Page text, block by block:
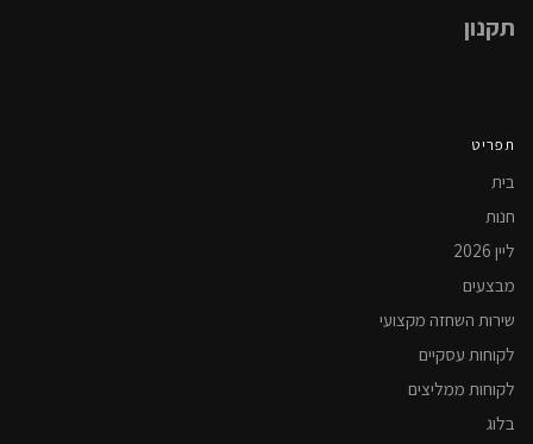
תקנון
תפריט
בית
חנות
ליין 2026
מבצעים
שירות השחזה מקצועי
לקוחות עסקיים
לקוחות ממליצים
בלוג